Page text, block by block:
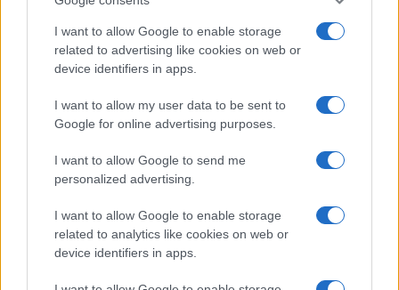
I want to allow Google to enable storage
related to advertising like cookies on web or
device identifiers in apps.
I want to allow my user data to be sent to
Google for online advertising purposes.
I want to allow Google to send me
personalized advertising.
I want to allow Google to enable storage
related to analytics like cookies on web or
device identifiers in apps.
Una volta che la tua pasta frolla al cacao è pronta,
è il momento di cuocerla. I tempi di cottura variano
in base alla ricetta specifica, ma generalmente si
aggirano intorno ai 15-20 minuti a 180°C.
Sei
pronto a sfornarla?È consigliabile controllare
spesso la cottura, poiché ogni forno ha le sue
peculiarità. Se noti che i bordi iniziano a dorarsi, è il